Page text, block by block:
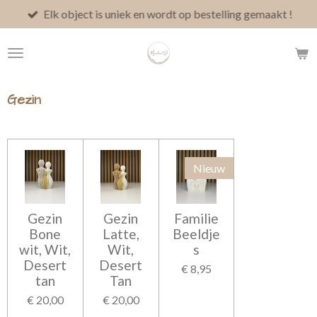
direct
naar
Elk object is uniek en wordt op bestelling gemaakt !
Gezin
Gezin
Bone
wit, Wit,
Desert
tan
€ 20,00
Gezin
Latte,
Wit,
Desert
Tan
€ 20,00
Nieuw
Familie
Beeldje
s
€ 8,95